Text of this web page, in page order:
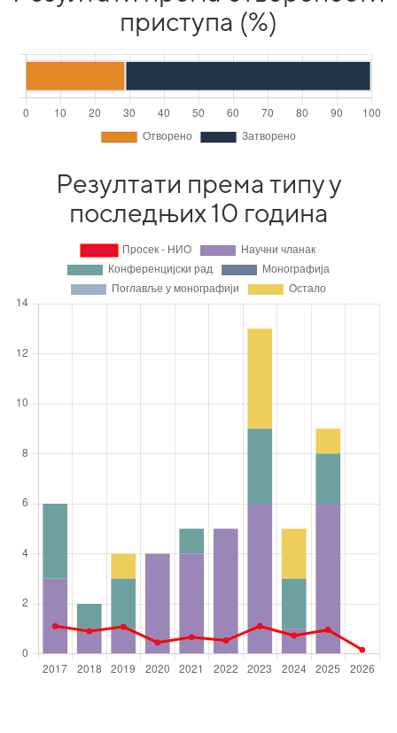
приступа (%)
Резултати према типу у
последњих 10 година